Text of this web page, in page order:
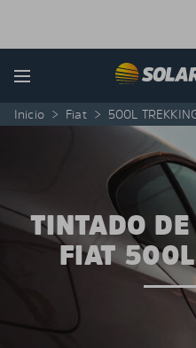
Menu
Inicio > Fiat > 500L
TINTADO
FIAT